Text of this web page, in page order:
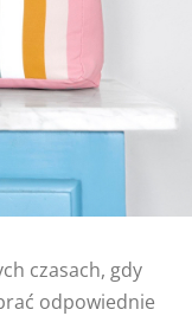
czasach, gdy
odpowiednie